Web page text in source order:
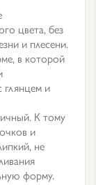
цвета, без
и плесени.
в которой
глянцем и
К тому
и
не
форму.